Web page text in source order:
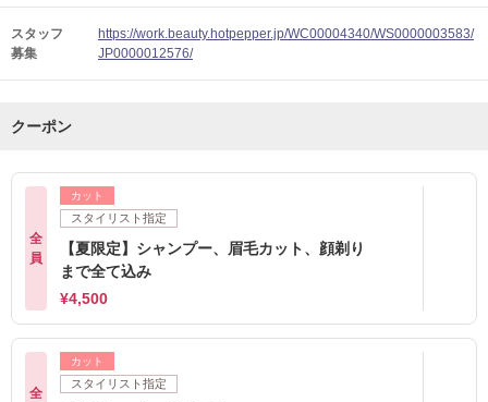
スタッフ
募集
https://work.beauty.hotpepper.jp/WC00004340/WS0000003583/
JP0000012576/
クーポン
全
員
カット
スタイリスト指定
【夏限定】シャンプー、眉毛カット、顔剃り
まで全て込み
¥4,500
全
カット
スタイリスト指定